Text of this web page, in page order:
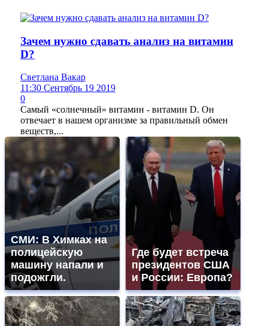
Зачем нужно сдавать анализ на витамин
D?
Светлана Вакар
11:30 Сентябрь 19 2019
0
Самый «солнечный» витамин - витамин D. Он
отвечает в нашем организме за правильный обмен
веществ,...
СМИ: В Химках на
полицейскую
машину напали и
подожгли.
Где будет встреча
президентов США
и России: Европа?